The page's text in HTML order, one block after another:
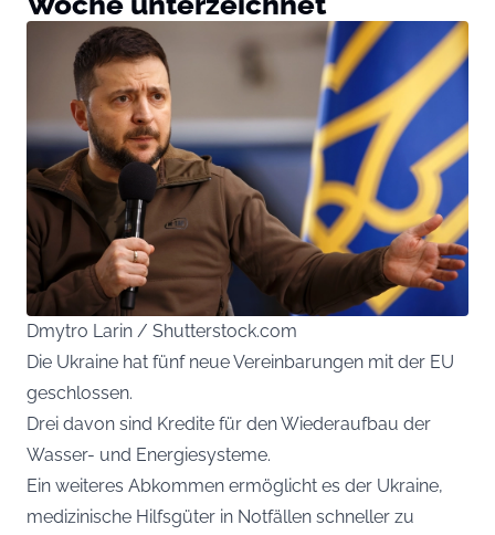
Dmytro Larin / Shutterstock.com
Die Ukraine hat fünf neue Vereinbarungen mit der EU
geschlossen.
Drei davon sind Kredite für den Wiederaufbau der
Wasser- und Energiesysteme.
Ein weiteres Abkommen ermöglicht es der Ukraine,
medizinische Hilfsgüter in Notfällen schneller zu